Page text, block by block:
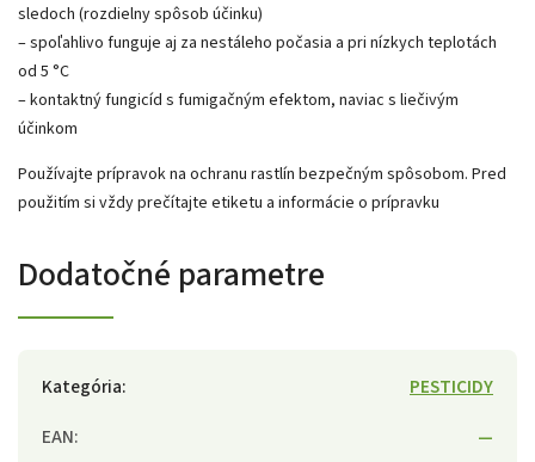
sledoch (rozdielny spôsob účinku)
– spoľahlivo funguje aj za nestáleho počasia a pri nízkych teplotách
od 5 °C
– kontaktný fungicíd s fumigačným efektom, naviac s liečivým
účinkom
Používajte prípravok na ochranu rastlín bezpečným spôsobom. Pred
použitím si vždy prečítajte etiketu a informácie o prípravku
Dodatočné parametre
Kategória:
PESTICIDY
EAN: —